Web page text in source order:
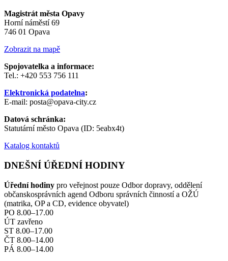
Magistrát města Opavy
Horní náměstí 69
746 01 Opava
Zobrazit na mapě
Spojovatelka a informace:
Tel.: +420 553 756 111
Elektronická podatelna:
E-mail: posta@opava-city.cz
Datová schránka:
Statutární město Opava (ID: 5eabx4t)
Katalog kontaktů
DNEŠNÍ ÚŘEDNÍ HODINY
Úřední hodiny pro veřejnost pouze Odbor dopravy, oddělení
občanskosprávních agend Odboru správních činností a OŽÚ
(matrika, OP a CD, evidence obyvatel)
PO 8.00–17.00
ÚT zavřeno
ST 8.00–17.00
ČT 8.00–14.00
PÁ 8.00–14.00